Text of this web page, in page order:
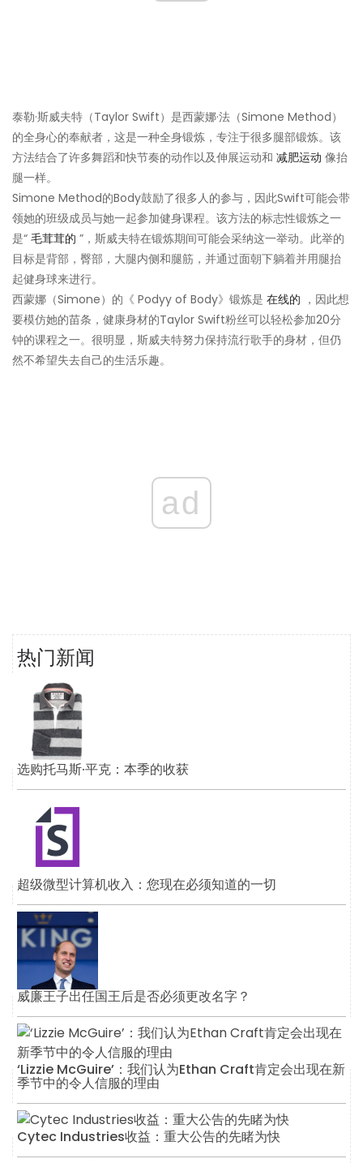
泰勒·斯威夫特（Taylor Swift）是西蒙娜·法（Simone Method）
的全身心的奉献者，这是一种全身锻炼，专注于很多腿部锻炼。该
方法结合了许多舞蹈和快节奏的动作以及伸展运动和 减肥运动 像抬
腿一样。
Simone Method的Body鼓励了很多人的参与，因此Swift可能会带
领她的班级成员与她一起参加健身课程。该方法的标志性锻炼之一
是“ 毛茸茸的 ”，斯威夫特在锻炼期间可能会采纳这一举动。此举的
目标是背部，臀部，大腿内侧和腿筋，并通过面朝下躺着并用腿抬
起健身球来进行。
西蒙娜（Simone）的《 Podyy of Body》锻炼是 在线的 ，因此想
要模仿她的苗条，健康身材的Taylor Swift粉丝可以轻松参加20分
钟的课程之一。很明显，斯威夫特努力保持流行歌手的身材，但仍
然不希望失去自己的生活乐趣。
ad
热门新闻
选购托马斯·平克：本季的收获
超级微型计算机收入：您现在必须知道的一切
威廉王子出任国王后是否必须更改名字？
‘Lizzie McGuire’：我们认为Ethan Craft肯定会出现在新
季节中的令人信服的理由
Cytec Industries收益：重大公告的先睹为快